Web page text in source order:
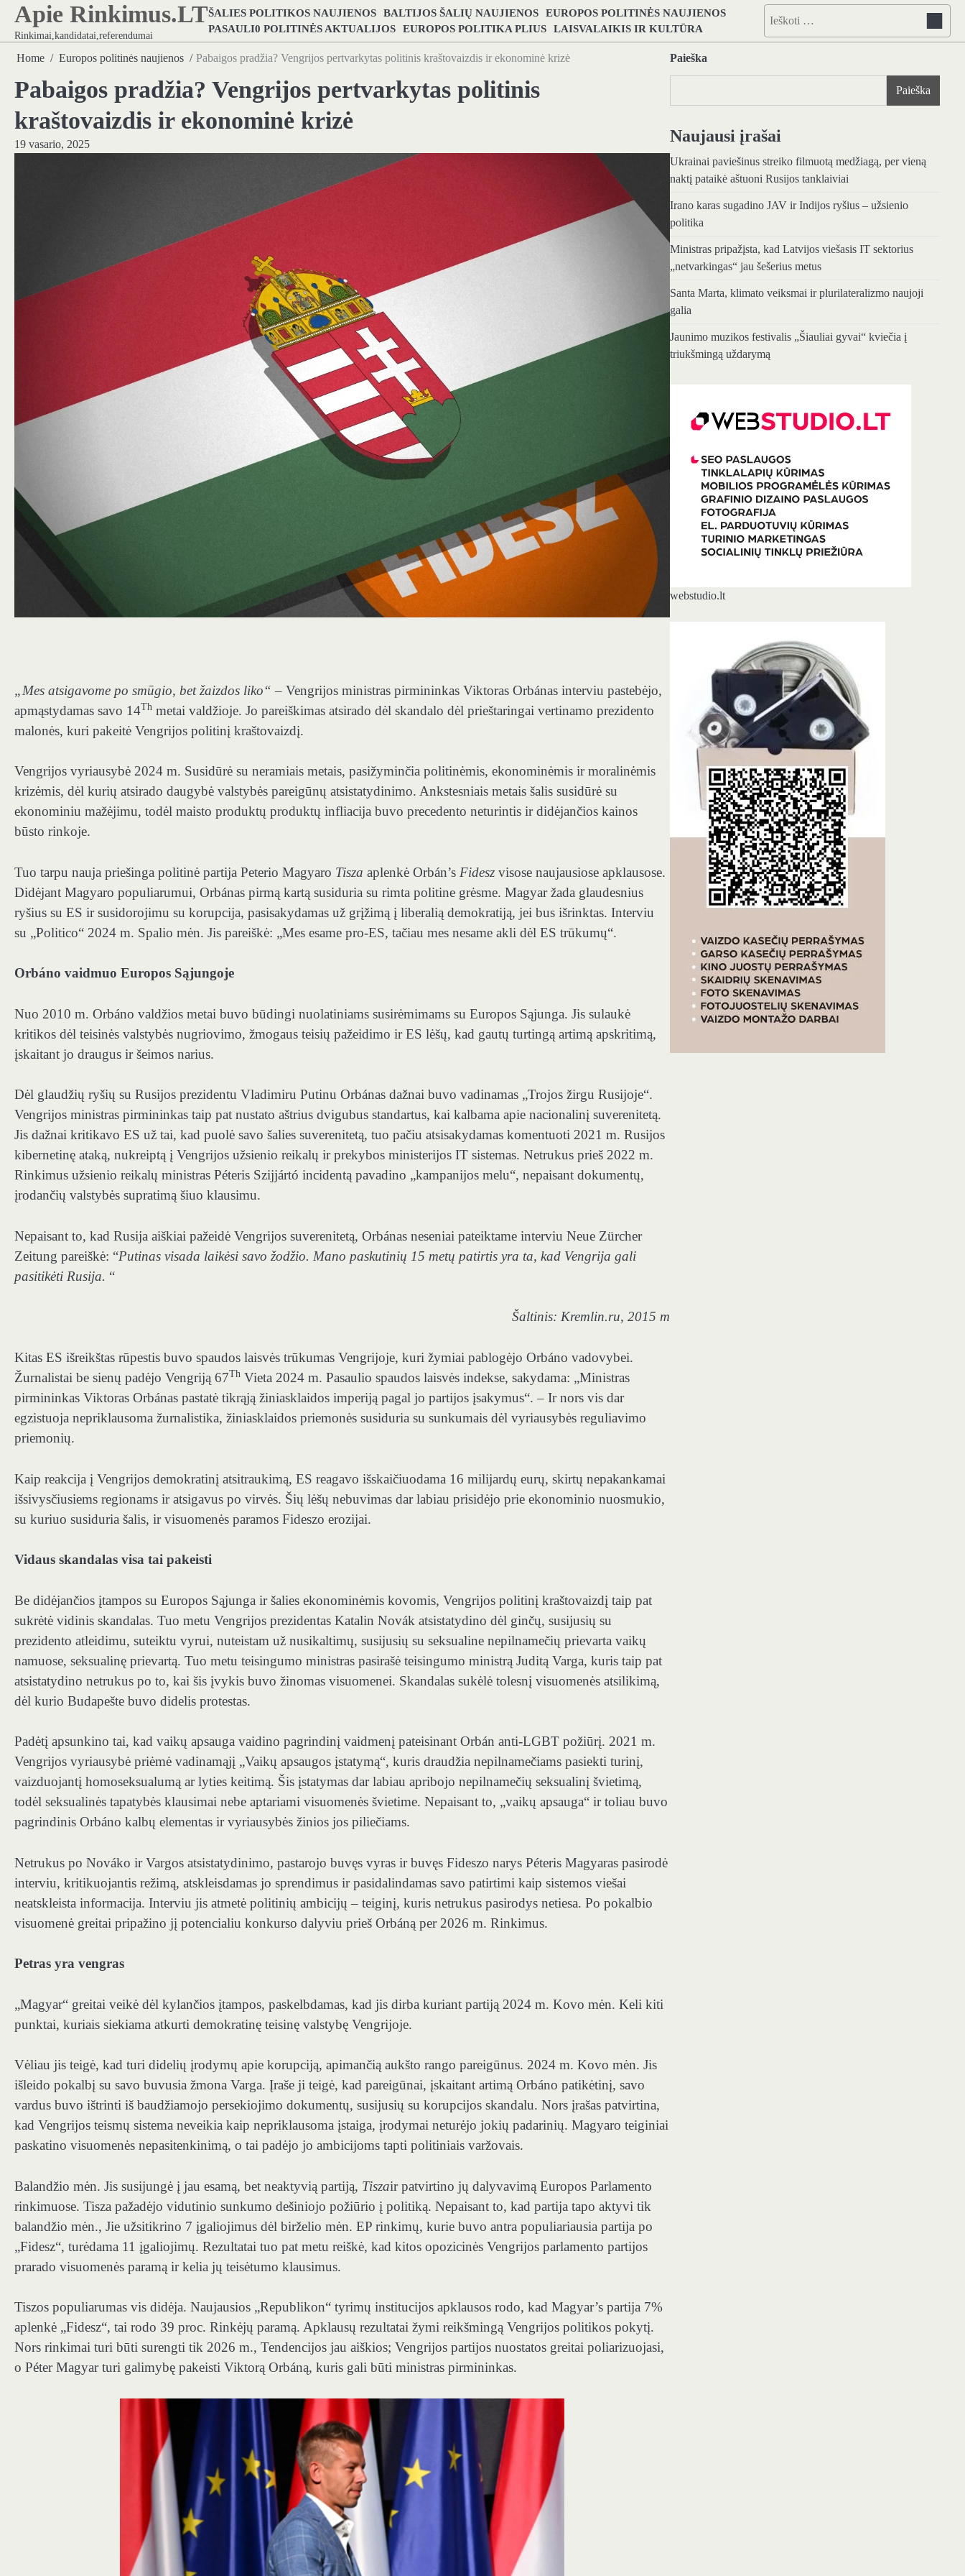
Skip
content
Apie Rinkimus.LT
Rinkimai,kandidatai,referendumai
ŠALIES POLITIKOS NAUJIENOS BALTIJOS ŠALIŲ NAUJIENOS EUROPOS POLITINĖS NAUJIENOS
PASAULI0 POLITINĖS AKTUALIJOS EUROPOS POLITIKA PLIUS LAISVALAIKIS IR KULTŪRA
Ieškoti:
Home Europos politinės naujienos Pabaigos pradžia? Vengrijos pertvarkytas politinis kraštovaizdis ir ekonominė krizė
Pabaigos pradžia? Vengrijos pertvarkytas politinis
kraštovaizdis ir ekonominė krizė
19 vasario, 2025
„Mes atsigavome po smūgio, bet žaizdos liko“ – Vengrijos ministras pirmininkas Viktoras Orbánas interviu pastebėjo,
apmąstydamas savo 14Th metai valdžioje. Jo pareiškimas atsirado dėl skandalo dėl prieštaringai vertinamo prezidento
malonės, kuri pakeitė Vengrijos politinį kraštovaizdį.
Vengrijos vyriausybė 2024 m. Susidūrė su neramiais metais, pasižyminčia politinėmis, ekonominėmis ir moralinėmis
krizėmis, dėl kurių atsirado daugybė valstybės pareigūnų atsistatydinimo. Ankstesniais metais šalis susidūrė su
ekonominiu mažėjimu, todėl maisto produktų produktų infliacija buvo precedento neturintis ir didėjančios kainos
būsto rinkoje.
Tuo tarpu nauja priešinga politinė partija Peterio Magyaro Tisza aplenkė Orbán’s Fidesz visose naujausiose apklausose.
Didėjant Magyaro populiarumui, Orbánas pirmą kartą susiduria su rimta politine grėsme. Magyar žada glaudesnius
ryšius su ES ir susidorojimu su korupcija, pasisakydamas už grįžimą į liberalią demokratiją, jei bus išrinktas. Interviu
su „Politico“ 2024 m. Spalio mėn. Jis pareiškė: „Mes esame pro-ES, tačiau mes nesame akli dėl ES trūkumų“.
Orbáno vaidmuo Europos Sąjungoje
Nuo 2010 m. Orbáno valdžios metai buvo būdingi nuolatiniams susirėmimams su Europos Sąjunga. Jis sulaukė
kritikos dėl teisinės valstybės nugriovimo, žmogaus teisių pažeidimo ir ES lėšų, kad gautų turtingą artimą apskritimą,
įskaitant jo draugus ir šeimos narius.
Dėl glaudžių ryšių su Rusijos prezidentu Vladimiru Putinu Orbánas dažnai buvo vadinamas „Trojos žirgu Rusijoje“.
Vengrijos ministras pirmininkas taip pat nustato aštrius dvigubus standartus, kai kalbama apie nacionalinį suverenitetą.
Jis dažnai kritikavo ES už tai, kad puolė savo šalies suverenitetą, tuo pačiu atsisakydamas komentuoti 2021 m. Rusijos
kibernetinę ataką, nukreiptą į Vengrijos užsienio reikalų ir prekybos ministerijos IT sistemas. Netrukus prieš 2022 m.
Rinkimus užsienio reikalų ministras Péteris Szijjártó incidentą pavadino „kampanijos melu“, nepaisant dokumentų,
įrodančių valstybės supratimą šiuo klausimu.
Nepaisant to, kad Rusija aiškiai pažeidė Vengrijos suverenitetą, Orbánas neseniai pateiktame interviu Neue Zürcher
Zeitung pareiškė: “Putinas visada laikėsi savo žodžio. Mano paskutinių 15 metų patirtis yra ta, kad Vengrija gali
pasitikėti Rusija. “
Šaltinis: Kremlin.ru, 2015 m
Kitas ES išreikštas rūpestis buvo spaudos laisvės trūkumas Vengrijoje, kuri žymiai pablogėjo Orbáno vadovybei.
Žurnalistai be sienų padėjo Vengriją 67Th Vieta 2024 m. Pasaulio spaudos laisvės indekse, sakydama: „Ministras
pirmininkas Viktoras Orbánas pastatė tikrąją žiniasklaidos imperiją pagal jo partijos įsakymus“. – Ir nors vis dar
egzistuoja nepriklausoma žurnalistika, žiniasklaidos priemonės susiduria su sunkumais dėl vyriausybės reguliavimo
priemonių.
Kaip reakcija į Vengrijos demokratinį atsitraukimą, ES reagavo išskaičiuodama 16 milijardų eurų, skirtų nepakankamai
išsivysčiusiems regionams ir atsigavus po virvės. Šių lėšų nebuvimas dar labiau prisidėjo prie ekonominio nuosmukio,
su kuriuo susiduria šalis, ir visuomenės paramos Fideszo erozijai.
Vidaus skandalas visa tai pakeisti
Be didėjančios įtampos su Europos Sąjunga ir šalies ekonominėmis kovomis, Vengrijos politinį kraštovaizdį taip pat
sukrėtė vidinis skandalas. Tuo metu Vengrijos prezidentas Katalin Novák atsistatydino dėl ginčų, susijusių su
prezidento atleidimu, suteiktu vyrui, nuteistam už nusikaltimų, susijusių su seksualine nepilnamečių prievarta vaikų
namuose, seksualinę prievartą. Tuo metu teisingumo ministras pasirašė teisingumo ministrą Juditą Varga, kuris taip pat
atsistatydino netrukus po to, kai šis įvykis buvo žinomas visuomenei. Skandalas sukėlė tolesnį visuomenės atsilikimą,
dėl kurio Budapešte buvo didelis protestas.
Padėtį apsunkino tai, kad vaikų apsauga vaidino pagrindinį vaidmenį pateisinant Orbán anti-LGBT požiūrį. 2021 m.
Vengrijos vyriausybė priėmė vadinamąjį „Vaikų apsaugos įstatymą“, kuris draudžia nepilnamečiams pasiekti turinį,
vaizduojantį homoseksualumą ar lyties keitimą. Šis įstatymas dar labiau apribojo nepilnamečių seksualinį švietimą,
todėl seksualinės tapatybės klausimai nebe aptariami visuomenės švietime. Nepaisant to, „vaikų apsauga“ ir toliau buvo
pagrindinis Orbáno kalbų elementas ir vyriausybės žinios jos piliečiams.
Netrukus po Nováko ir Vargos atsistatydinimo, pastarojo buvęs vyras ir buvęs Fideszo narys Péteris Magyaras pasirodė
interviu, kritikuojantis režimą, atskleisdamas jo sprendimus ir pasidalindamas savo patirtimi kaip sistemos viešai
neatskleista informacija. Interviu jis atmetė politinių ambicijų – teiginį, kuris netrukus pasirodys netiesa. Po pokalbio
visuomenė greitai pripažino jį potencialiu konkurso dalyviu prieš Orbáną per 2026 m. Rinkimus.
Petras yra vengras
„Magyar“ greitai veikė dėl kylančios įtampos, paskelbdamas, kad jis dirba kuriant partiją 2024 m. Kovo mėn. Keli kiti
punktai, kuriais siekiama atkurti demokratinę teisinę valstybę Vengrijoje.
Vėliau jis teigė, kad turi didelių įrodymų apie korupciją, apimančią aukšto rango pareigūnus. 2024 m. Kovo mėn. Jis
išleido pokalbį su savo buvusia žmona Varga. Įraše ji teigė, kad pareigūnai, įskaitant artimą Orbáno patikėtinį, savo
vardus buvo ištrinti iš baudžiamojo persekiojimo dokumentų, susijusių su korupcijos skandalu. Nors įrašas patvirtina,
kad Vengrijos teismų sistema neveikia kaip nepriklausoma įstaiga, įrodymai neturėjo jokių padarinių. Magyaro teiginiai
paskatino visuomenės nepasitenkinimą, o tai padėjo jo ambicijoms tapti politiniais varžovais.
Balandžio mėn. Jis susijungė į jau esamą, bet neaktyvią partiją, Tiszair patvirtino jų dalyvavimą Europos Parlamento
rinkimuose. Tisza pažadėjo vidutinio sunkumo dešiniojo požiūrio į politiką. Nepaisant to, kad partija tapo aktyvi tik
balandžio mėn., Jie užsitikrino 7 įgaliojimus dėl birželio mėn. EP rinkimų, kurie buvo antra populiariausia partija po
„Fidesz“, turėdama 11 įgaliojimų. Rezultatai tuo pat metu reiškė, kad kitos opozicinės Vengrijos parlamento partijos
prarado visuomenės paramą ir kelia jų teisėtumo klausimus.
Tiszos populiarumas vis didėja. Naujausios „Republikon“ tyrimų institucijos apklausos rodo, kad Magyar’s partija 7%
aplenkė „Fidesz“, tai rodo 39 proc. Rinkėjų paramą. Apklausų rezultatai žymi reikšmingą Vengrijos politikos pokytį.
Nors rinkimai turi būti surengti tik 2026 m., Tendencijos jau aiškios; Vengrijos partijos nuostatos greitai poliarizuojasi,
o Péter Magyar turi galimybę pakeisti Viktorą Orbáną, kuris gali būti ministras pirmininkas.
Paieška
Paieška
Naujausi įrašai
Ukrainai paviešinus streiko filmuotą medžiagą, per vieną
naktį pataikė aštuoni Rusijos tanklaiviai
Irano karas sugadino JAV ir Indijos ryšius – užsienio
politika
Ministras pripažįsta, kad Latvijos viešasis IT sektorius
„netvarkingas“ jau šešerius metus
Santa Marta, klimato veiksmai ir plurilateralizmo naujoji
galia
Jaunimo muzikos festivalis „Šiauliai gyvai“ kviečia į
triukšmingą uždarymą
webstudio.lt